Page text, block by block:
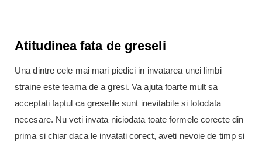
Atitudinea fata de greseli
Una dintre cele mai mari piedici in invatarea unei limbi
straine este teama de a gresi. Va ajuta foarte mult sa
acceptati faptul ca greselile sunt inevitabile si totodata
necesare. Nu veti invata niciodata toate formele corecte din
prima si chiar daca le invatati corect, aveti nevoie de timp si